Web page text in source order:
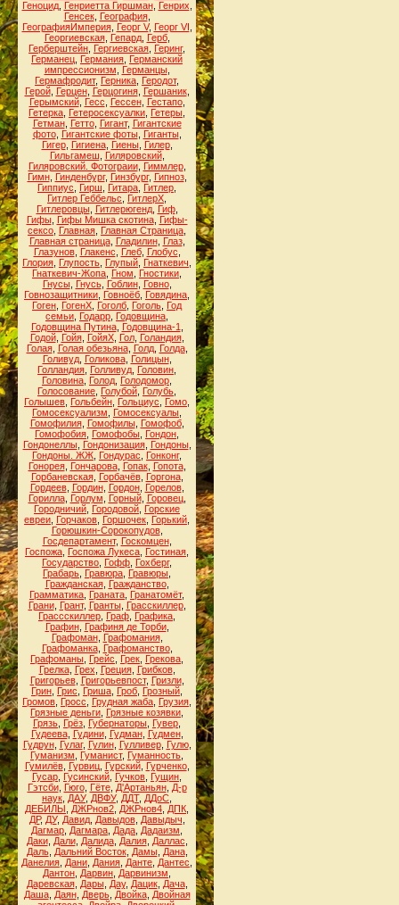
Геноцид, Генриетта Гиршман, Генрих
Генсек, География,
ГеографияИмперия, Георг V, Георг VI
Георгиевская, Гепард, Герб,
Герберштейн Гергиевская Геринг,
Германец Германия Германский
импрессионизм
Германцы,
Гермафродит, Герника Геродот,
Герой, Герцен, Герцогиня, Гершаник,
Герымский, Гесс Гессен, Гестапо,
Гетерка Гетеросексуалки Гетеры
Гетман, Гетто, Гигант, Гигантские
фото, Гигантские фоты, Гиганты,
Гигер, Гигиена, Гиены, Гилер,
Гильгамеш
Гиляровский,
Гиляровский. Фотограии, Гиммлер,
Гимн, Гинденбург, Гинзбург, Гипноз,
Гиппиус
Гирш Гитара Гитлер
Гитлер Геббельс
ГитлерХ
Гитлеровцы, Гитлерюгенд, Гиф,
Гифы, Гифы Мишка скотина, Гифы-
сексо Главная Главная Страница
Главная страница, Гладилин, Глаз,
Глазунов, Глакенс Глеб, Глобус
Глория Глупость Глупый Гнаткевич
Гнаткевич-Жопа Гном Гностики
Гнусы, Гнусь, Гоблин, Говно,
Говнозащитники Говноёб Говядина
Гоген ГогенХ Гоголб Гоголь Год
семьи Годарр Годовщина
Годовщина Путина, Годовщина-1
Годой, Гойя, ГойяХ, Гол, Голандия,
Голая, Голая обезьяна, Голд, Голда,
Голивуд, Голикова, Голицын,
Голландия Голливуд Головин
Головина Голод Голодомор
Голосование Голубой Голубь
Голышев Гольбейн Гольциус Гомо
Гомосексуализм
Гомосексуалы
Гомофилия, Гомофилы, Гомофоб,
Гомофобия Гомофобы Гондон
Гондонеллы, Гондонизация, Гондоны,
Гондоны. ЖЖ Гондурас Гонконг,
Гонорея, Гончарова, Гопак, Гопота,
Горбаневская, Горбачёв, Горгона,
Гордеев, Гордин, Гордон, Горелов,
Горилла, Горлум Горный, Горовец,
Городничий Городовой Горские
евреи Горчаков Горшочек Горький
Горюшкин-Сорокопудов,
Госдепартамент, Госкомцен,
Госпожа Госпожа Лукеса Гостиная
Государство Гофф Гохберг,
Грабарь Гравюра Гравюры
Гражданская, Гражданство,
Грамматика Граната Гранатомёт,
Грани, Грант, Гранты, Грасскиллер,
Грассскиллер Граф Графика
Графин, Графиня де Торби,
Графоман, Графомания,
Графоманка, Графоманство,
Графоманы Грейс Грек Грекова
Грелка, Грех Греция, Грибков,
Григорьев, Григорьевпост, Гризли,
Грин Грис Гриша Гроб Грозный
Громов Гросс Грудная жаба Грузия
Грязные деньги Грязные козявки
Грязь Грёз Губернаторы Гувер
Гудеева, Гудини, Гудман, Гудмен,
Гудрун, Гулаг, Гулин, Гулливер, Гулю,
Гуманизм
Гуманист, Гуманность
Гумилёв, Гурвиц, Гурский, Гурченко,
Гусар Гусинский Гучков Гущин
Гэтсби, Гюго, Гёте, Д'Артаньян, Д-р
наук ДАУ, ДВФУ, ДДТ, ДДоС
ДЕБИЛЫ
ДЖРнов2 ДЖРнов4 ДПК
ДР, ДУ, Давид, Давыдов, Давыдыч
Дагмар Дагмара Дада Дадаизм
Даки, Дали, Далида, Далия, Даллас
Даль, Дальний Восток, Дамы, Дана,
Данелия Дани Дания Данте Дантес
Дантон Дарвин Дарвинизм
Даревская, Дары, Дау, Дацик, Дача,
Даша, Даян, Дверь, Двойка, Двойная